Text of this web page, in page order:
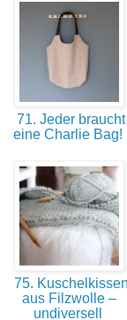
71. Jeder braucht
eine Charlie Bag!
75.
aus Filzwolle –
undiversell